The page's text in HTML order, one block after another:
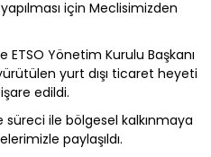
için Meclisimizden
ETSO Yönetim Kurulu Başkanı
yurt dışı ticaret heyeti
edildi.
süreci ile bölgesel kalkınmaya
paylaşıldı.